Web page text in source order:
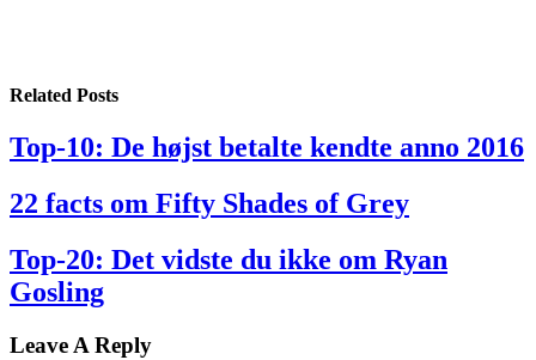
Related Posts
Top-10: De højst betalte kendte anno 2016
22 facts om Fifty Shades of Grey
Top-20: Det vidste du ikke om Ryan
Gosling
Leave A Reply